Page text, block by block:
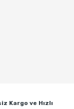
Kargo ve Hızlı